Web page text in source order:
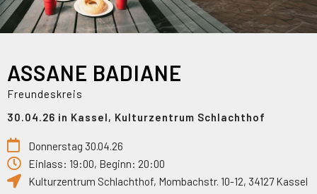
ASSANE BADIANE
Freundeskreis
30.04.26 in Kassel, Kulturzentrum Schlachthof
Donnerstag 30.04.26
Einlass: 19:00, Beginn: 20:00
Kulturzentrum Schlachthof, Mombachstr. 10-12, 34127 Kassel